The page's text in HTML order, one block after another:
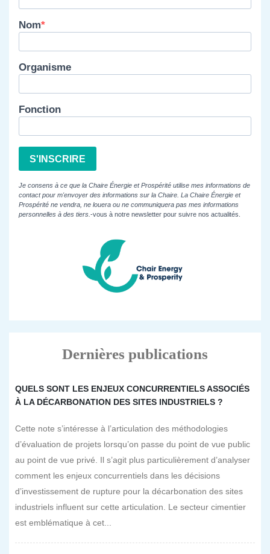
Nom
Organisme
Fonction
S'INSCRIRE
Je consens à ce que la Chaire Énergie et Prospérité utilise mes informations de
contact pour m'envoyer des informations sur la Chaire. La Chaire Énergie et
Prospérité ne vendra, ne louera ou ne communiquera pas mes informations
personnelles à des tiers. -vous à notre newsletter pour suivre nos actualités.
Dernières publications
QUELS SONT LES ENJEUX CONCURRENTIELS ASSOCIÉS
À LA DÉCARBONATION DES SITES INDUSTRIELS ?
Cette note s’intéresse à l’articulation des méthodologies
d’évaluation de projets lorsqu’on passe du point de vue public
au point de vue privé. Il s’agit plus particulièrement d’analyser
comment les enjeux concurrentiels dans les décisions
d’investissement de rupture pour la décarbonation des sites
industriels influent sur cette articulation. Le secteur cimentier
est emblématique à cet...